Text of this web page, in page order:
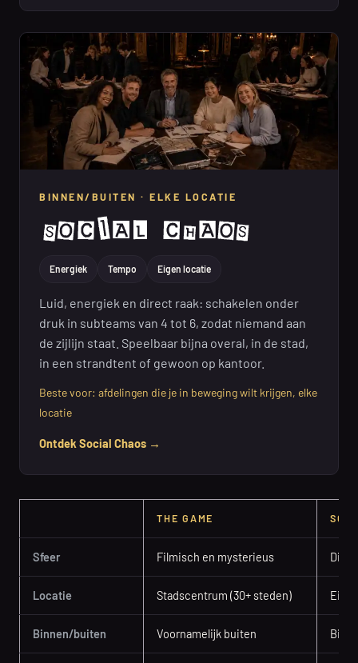
BINNEN/BUITEN · ELKE LOCATIE
Energiek Tempo Eigen locatie
Luid, energiek en direct raak: schakelen onder
druk in subteams van 4 tot 6, zodat niemand aan
de zijlijn staat. Speelbaar bijna overal, in de stad,
in een strandtent of gewoon op kantoor.
Beste voor: afdelingen die je in beweging wilt krijgen, elke
locatie
Ontdek Social Chaos →
THE GAME
Sfeer Filmisch en mysterieus
Locatie Stadscentrum (30+ steden)
Binnen/buiten Voornamelijk buiten